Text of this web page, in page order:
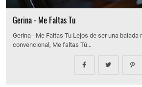
Gerina - Me Faltas Tu
Gerina - Me Faltas Tu Lejos de ser una balada
convencional, Me faltas Tú…